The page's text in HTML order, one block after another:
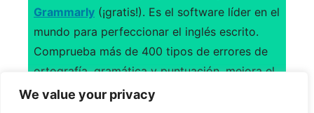
We value your privacy
Grammarly (¡gratis!). Es el software líder en el
mundo para perfeccionar el inglés escrito.
Comprueba más de 400 tipos de errores de
ortografía, gramática y puntuación, mejora el
uso del vocabulario y sugiere citas.